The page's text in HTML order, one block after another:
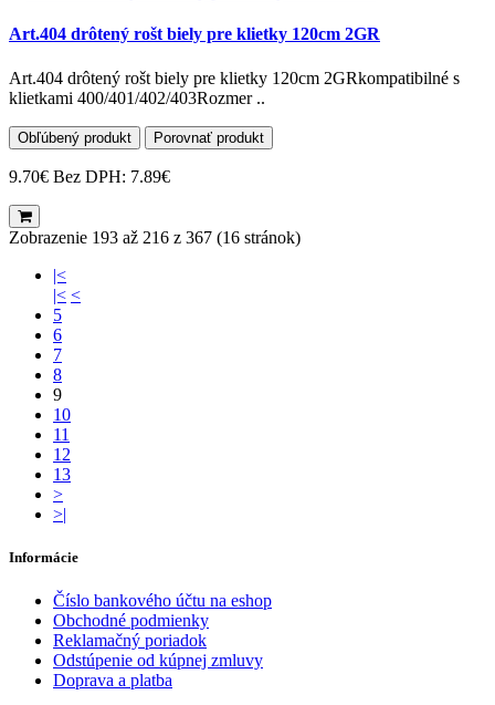
Art.404 drôtený rošt biely pre klietky 120cm 2GR
Art.404 drôtený rošt biely pre klietky 120cm 2GRkompatibilné s
klietkami 400/401/402/403Rozmer ..
Obľúbený produkt Porovnať produkt
9.70€ Bez DPH: 7.89€
Zobrazenie 193 až 216 z 367 (16 stránok)
|<
|< <
5
6
7
8
9
10
11
12
13
>
>|
Informácie
Číslo bankového účtu na eshop
Obchodné podmienky
Reklamačný poriadok
Odstúpenie od kúpnej zmluvy
Doprava a platba